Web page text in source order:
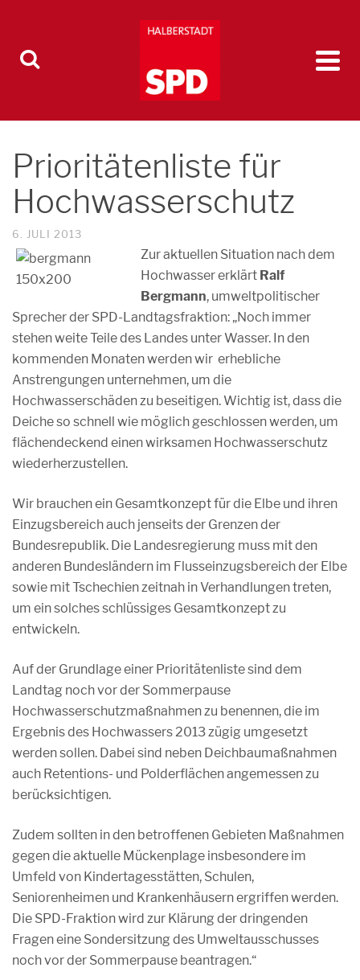
Prioritätenliste für
Hochwasserschutz
6. JULI 2013
Zur aktuellen Situation nach dem
Hochwasser erklärt Ralf
Bergmann, umweltpolitischer
Sprecher der SPD-Landtagsfraktion: „Noch immer
stehen weite Teile des Landes unter Wasser. In den
kommenden Monaten werden wir erhebliche
Anstrengungen unternehmen, um die
Hochwasserschäden zu beseitigen. Wichtig ist, dass die
Deiche so schnell wie möglich geschlossen werden, um
flächendeckend einen wirksamen Hochwasserschutz
wiederherzustellen.
Wir brauchen ein Gesamtkonzept für die Elbe und ihren
Einzugsbereich auch jenseits der Grenzen der
Bundesrepublik. Die Landesregierung muss mit den
anderen Bundesländern im Flusseinzugsbereich der Elbe
sowie mit Tschechien zeitnah in Verhandlungen treten,
um ein solches schlüssiges Gesamtkonzept zu
entwickeln.
Auf der Grundlage einer Prioritätenliste sind dem
Landtag noch vor der Sommerpause
Hochwasserschutzmaßnahmen zu benennen, die im
Ergebnis des Hochwassers 2013 zügig umgesetzt
werden sollen. Dabei sind neben Deichbaumaßnahmen
auch Retentions- und Polderflächen angemessen zu
berücksichtigen.
Zudem sollten in den betroffenen Gebieten Maßnahmen
gegen die aktuelle Mückenplage insbesondere im
Umfeld von Kindertagesstätten, Schulen,
Seniorenheimen und Krankenhäusern ergriffen werden.
Die SPD-Fraktion wird zur Klärung der dringenden
Fragen eine Sondersitzung des Umweltausschusses
noch vor der Sommerpause beantragen.“